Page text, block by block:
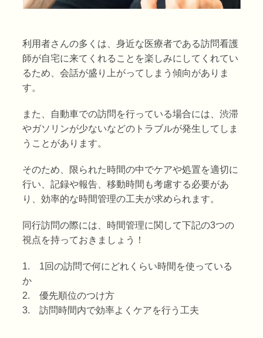
利用者さんの多くは、身近な医療者である訪問看護
師が自宅に来てくれることを楽しみにしてくれてい
るため、会話が盛り上がってしまう傾向がありま
す。
また、自動車での訪問を行っている場合には、渋滞
やガソリンが少ないなどのトラブルが発生してしま
うことがあります。
そのため、限られた時間の中でケアや処置を適切に
行い、記録や報告、移動時間も考慮する必要があ
り、効率的な時間管理の工夫が求められます。
同行訪問の際には、時間管理に関して下記の3つの
視点を持っておきましょう！
1. 1回の訪問で何にどれくらい時間を使っている
か
2. 優先順位のつけ方
3. 訪問時間内で効率よくケアを行う工夫